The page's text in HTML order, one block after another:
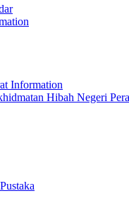
Information
Hibah Negeri